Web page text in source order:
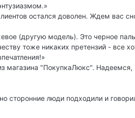
остался доволен. Ждем вас
(другую модель). Это черное
тоже никаких претензий - все
магазина "ПокупкаЛюкс".
люди подходили и